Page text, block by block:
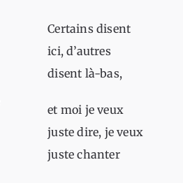
Certains disent
ici, d’autres
disent là-bas,
et moi je veux
juste dire, je veux
juste chanter